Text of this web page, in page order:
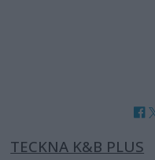
TECKNA K&B PLUS